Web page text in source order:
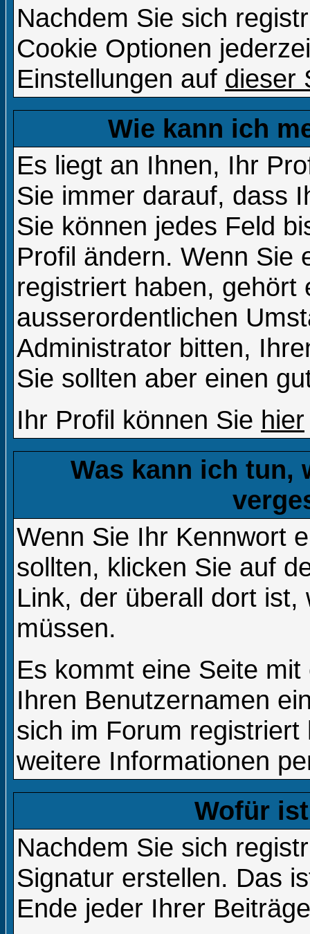
Nachdem Sie sich
Cookie Optionen
Einstellungen auf dieser
Wie kann ich
Es liegt an Ihnen, Ihr
Sie immer darauf, dass
Sie können jedes Feld
Profil ändern. Wenn Sie
registriert haben, gehört
ausserordentlichen
Administrator bitten,
Sie sollten aber einen
Ihr Profil können Sie hier
Was kann ich tun,
Wenn Sie Ihr Kennwort
sollten, klicken Sie auf
Link, der überall dort
müssen.
Es kommt eine Seite
Ihren Benutzernamen
sich im Forum
weitere Informationen
Wofür
Nachdem Sie sich
Signatur erstellen. Das
Ende jeder Ihrer